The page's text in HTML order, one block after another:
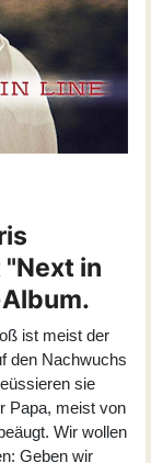
in
ist meist der
den Nachwuchs
sie
Papa, meist von
Wir wollen
Geben wir